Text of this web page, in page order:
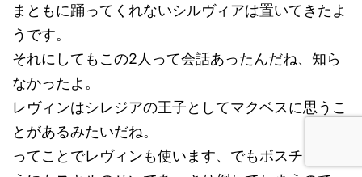
まともに踊ってくれないシルヴィアは置いてきたよ
うです。
それにしてもこの2人って会話あったんだね、知ら
なかったよ。
レヴィンはシレジアの王子としてマクベスに思うこ
とがあるみたいだね。
ってことでレヴィンも使います、でもボスチクしよ